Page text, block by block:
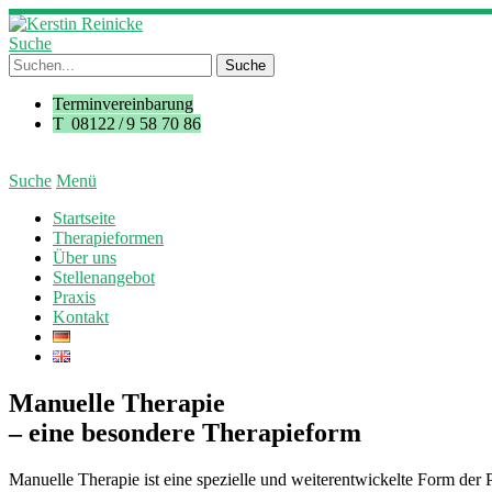
Suche
Terminvereinbarung
T 08122 / 9 58 70 86
Suche Menü
Startseite
Therapieformen
Über uns
Stellenangebot
Praxis
Kontakt
Manuelle Therapie
– eine besondere Therapieform
Manuelle Therapie ist eine spezielle und weiterentwickelte Form der